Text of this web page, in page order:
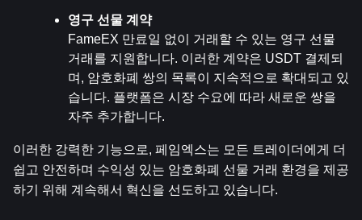
영구 선물 계약
FameEX 만료일 없이 거래할 수 있는 영구 선물
거래를 지원합니다. 이러한 계약은 USDT 결제되
며, 암호화폐 쌍의 목록이 지속적으로 확대되고 있
습니다. 플랫폼은 시장 수요에 따라 새로운 쌍을
자주 추가합니다.
이러한 강력한 기능으로, 페임엑스는 모든 트레이더에게 더
쉽고 안전하며 수익성 있는 암호화폐 선물 거래 환경을 제공
하기 위해 계속해서 혁신을 선도하고 있습니다.